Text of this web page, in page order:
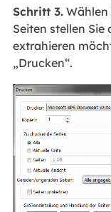
Schritt 3.Wählen
Seiten stellen Sie
extrahieren
„Drucken“.